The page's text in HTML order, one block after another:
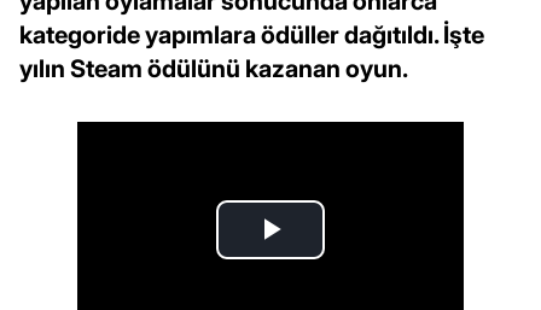
kategoride yapımlara ödüller dağıtıldı. İşte
yılın Steam ödülünü kazanan oyun.